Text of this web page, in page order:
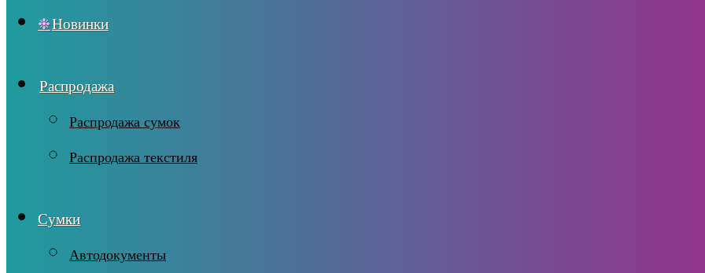
Новинки
Распродажа
Распродажа сумок
Распродажа текстиля
Сумки
Автодокументы